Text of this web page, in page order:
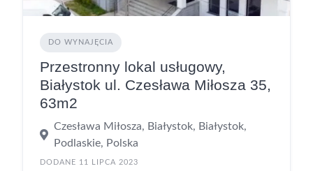
DO WYNAJĘCIA
Przestronny lokal usługowy,
Białystok ul. Czesława Miłosza 35,
63m2
Czesława Miłosza, Białystok, Białystok,
Podlaskie, Polska
DODANE 11 LIPCA 2023